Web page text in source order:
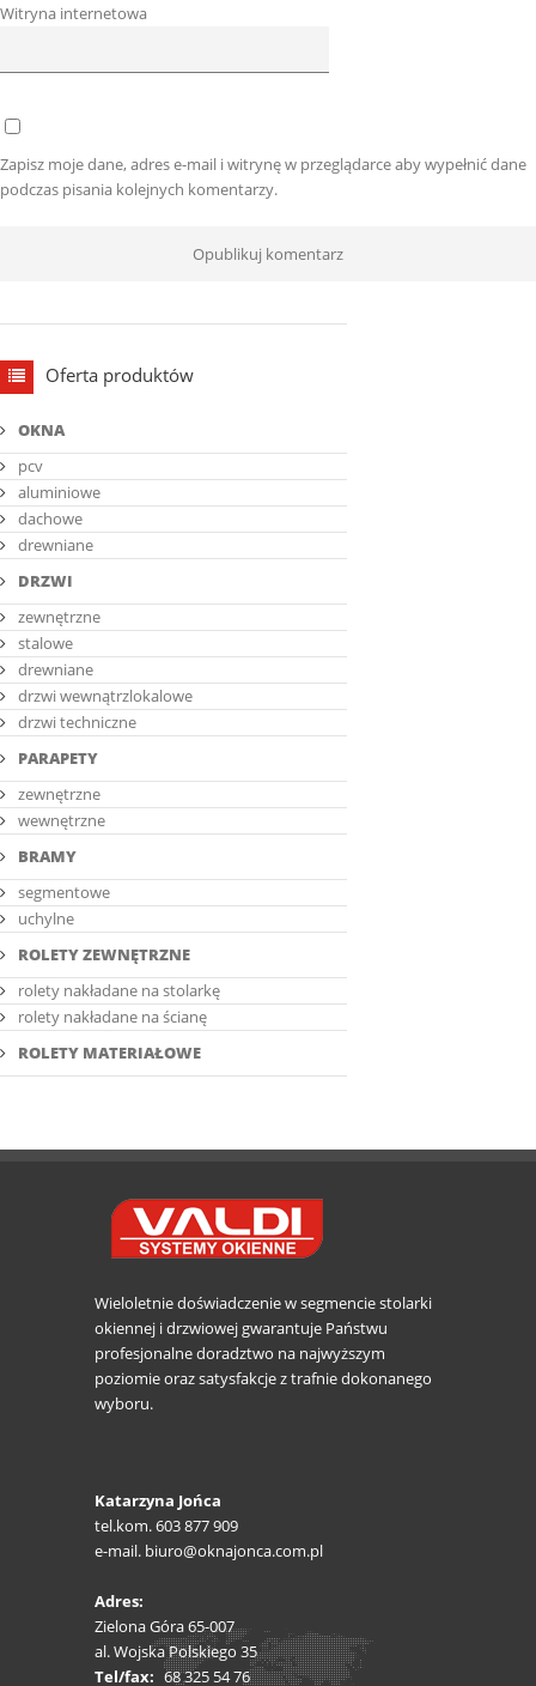
Witryna internetowa
Zapisz moje dane, adres e-mail i witrynę w przeglądarce aby wypełnić dane
podczas pisania kolejnych komentarzy.
Oferta produktów
OKNA
pcv
aluminiowe
dachowe
drewniane
DRZWI
zewnętrzne
stalowe
drewniane
drzwi wewnątrzlokalowe
drzwi techniczne
PARAPETY
zewnętrzne
wewnętrzne
BRAMY
segmentowe
uchylne
ROLETY ZEWNĘTRZNE
rolety nakładane na stolarkę
rolety nakładane na ścianę
ROLETY MATERIAŁOWE
Wieloletnie doświadczenie w segmencie stolarki
okiennej i drzwiowej gwarantuje Państwu
profesjonalne doradztwo na najwyższym
poziomie oraz satysfakcje z trafnie dokonanego
wyboru.
Katarzyna Jońca
tel.kom. 603 877 909
e-mail. biuro@oknajonca.com.pl
Adres:
Zielona Góra 65-007
al. Wojska Polskiego 35
Tel/fax: 68 325 54 76